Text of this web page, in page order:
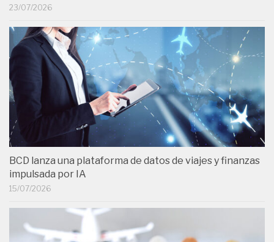
23/07/2026
BCD lanza una plataforma de datos de viajes y finanzas
impulsada por IA
15/07/2026